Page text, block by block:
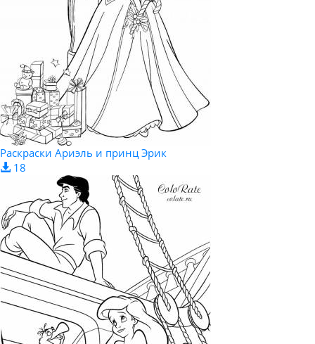
Раскраски Ариэль и принц Эрик
18